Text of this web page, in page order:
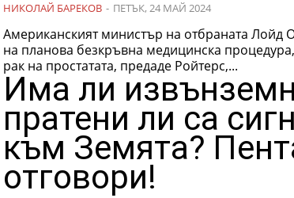
НИКОЛАЙ БАРЕКОВ - ПЕТЪК, 24 МАЙ 2024
Американският министър на отбраната Лойд
на планова безкръвна медицинска
рак на простатата, предаде Ройтерс,...
Има ли
пратени ли са
към Земята?
отговори!